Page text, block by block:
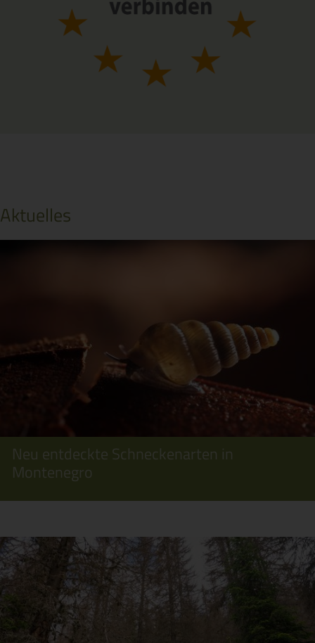
Aktuelles
Neu entdeckte Schneckenarten in
Montenegro